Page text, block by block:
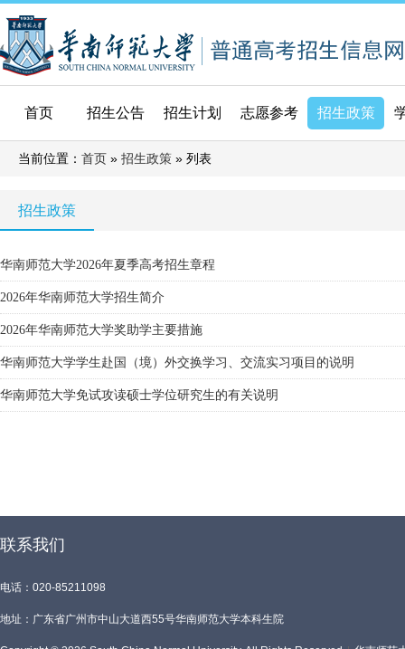
首页 招生公告 招生计划 志愿参考 招生政策
当前位置： 首页 » 招生政策 » 列表
招生政策
华南师范大学2026年夏季高考招生章程
2026年华南师范大学招生简介
2026年华南师范大学奖助学主要措施
华南师范大学学生赴国（境）外交换学习、交流实习项目的说明
华南师范大学免试攻读硕士学位研究生的有关说明
联系我们
电话：020-85211098
地址：广东省广州市中山大道西55号华南师范大学本科生院